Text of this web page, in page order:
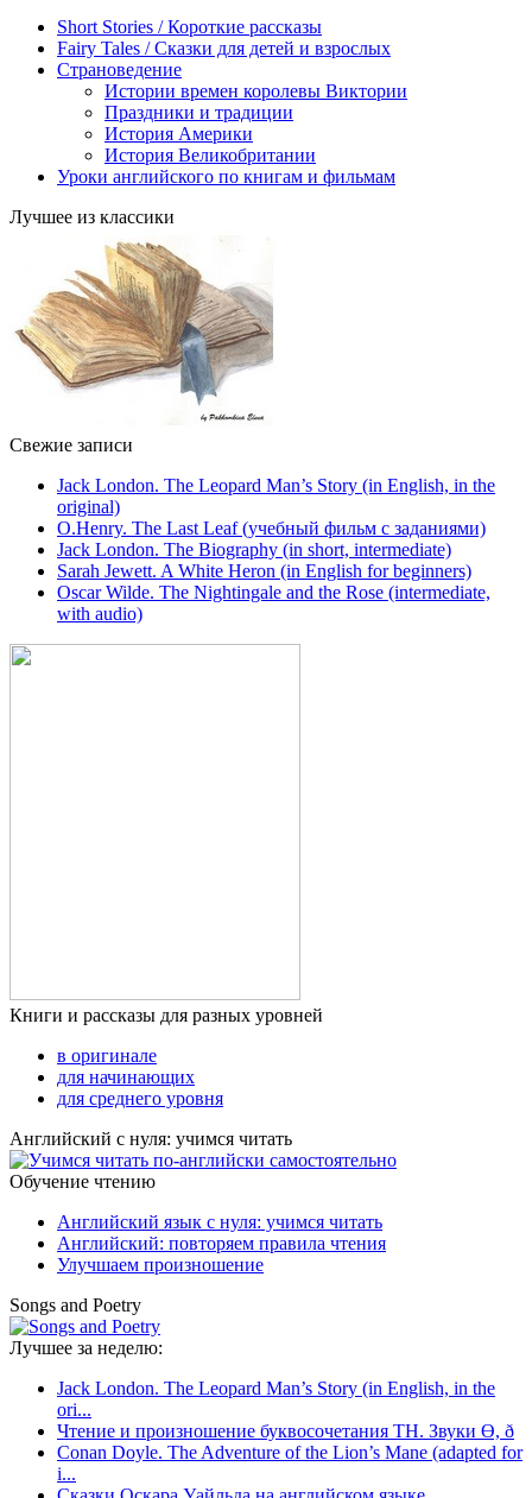
Short Stories / Короткие рассказы
Fairy Tales / Cказки для детей и взрослых
Страноведение
Истории времен королевы Виктории
Праздники и традиции
История Америки
История Великобритании
Уроки английского по книгам и фильмам
Лучшее из классики
Свежие записи
Jack London. The Leopard Man’s Story (in English, in the
original)
O.Henry. The Last Leaf (учебный фильм с заданиями)
Jack London. The Biography (in short, intermediate)
Sarah Jewett. A White Heron (in English for beginners)
Oscar Wilde. The Nightingale and the Rose (intermediate,
with audio)
Книги и рассказы для разных уровней
в оригинале
для начинающих
для среднего уровня
Английский с нуля: учимся читать
Обучение чтению
Английский язык с нуля: учимся читать
Английский: повторяем правила чтения
Улучшаем произношение
Songs and Poetry
Лучшее за неделю:
Jack London. The Leopard Man’s Story (in English, in the
ori...
Чтение и произношение буквосочетания TH. Звуки Ө, ð
Conan Doyle. The Adventure of the Lion’s Mane (adapted for
i...